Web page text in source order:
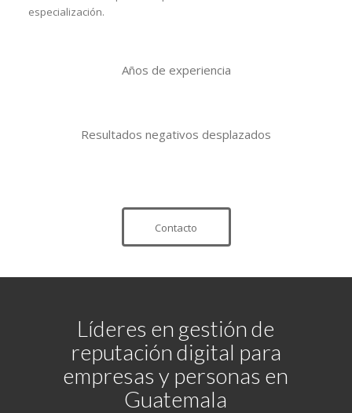
especialización.
Años de experiencia
Resultados negativos desplazados
Contacto
Líderes en gestión de
reputación digital para
empresas y personas en
Guatemala